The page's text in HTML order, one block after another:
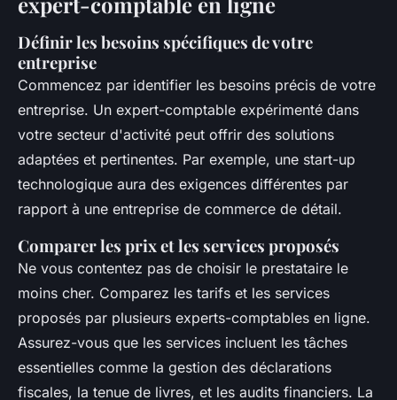
Définir les besoins spécifiques de votre
entreprise
Commencez par identifier les besoins précis de votre
entreprise. Un expert-comptable expérimenté dans
votre secteur d'activité peut offrir des solutions
adaptées et pertinentes. Par exemple, une start-up
technologique aura des exigences différentes par
rapport à une entreprise de commerce de détail.
Comparer les prix et les services proposés
Ne vous contentez pas de choisir le prestataire le
moins cher. Comparez les tarifs et les services
proposés par plusieurs experts-comptables en ligne.
Assurez-vous que les services incluent les tâches
essentielles comme la gestion des déclarations
fiscales, la tenue de livres, et les audits financiers. La